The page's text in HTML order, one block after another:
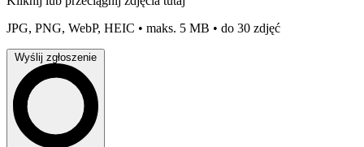
JPG, PNG, WebP, HEIC • maks. 5 MB • do 30 zdjęć
Wyślij zgłoszenie